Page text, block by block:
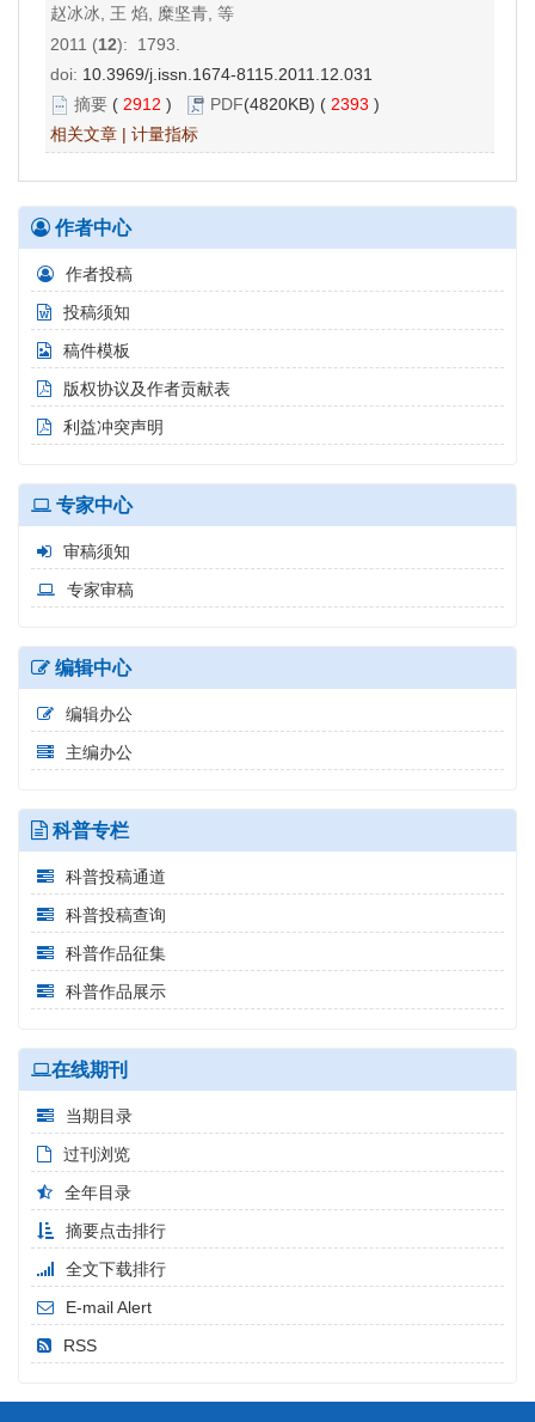
赵冰冰, 王 焰, 糜坚青, 等
2011 (12): 1793.
doi: 10.3969/j.issn.1674-8115.2011.12.031
摘要 ( 2912 ) PDF(4820KB) ( 2393 )
相关文章 | 计量指标
作者中心
作者投稿
投稿须知
稿件模板
版权协议及作者贡献表
利益冲突声明
专家中心
审稿须知
专家审稿
编辑中心
编辑办公
主编办公
科普专栏
科普投稿通道
科普投稿查询
科普作品征集
科普作品展示
在线期刊
当期目录
过刊浏览
全年目录
摘要点击排行
全文下载排行
E-mail Alert
RSS